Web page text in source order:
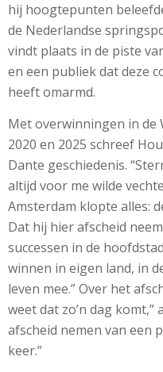
hij hoogtepunten
de Nederlandse
vindt plaats in de piste
en een publiek dat deze
heeft omarmd.
Met overwinningen in de
2020 en 2025 schreef
Dante geschiedenis.
altijd voor me wilde
Amsterdam klopte alles:
Dat hij hier afscheid
successen in de
winnen in eigen land, in
leven mee.” Over het
weet dat zo’n dag komt,”
afscheid nemen van een
keer.”